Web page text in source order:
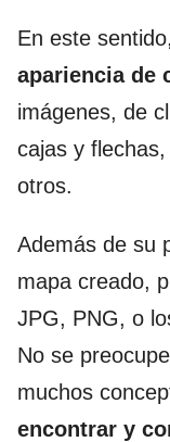
En este sentido,
apariencia de
imágenes, de
cajas y
otros.
Además de su
mapa creado,
JPG, PNG, o
No se
muchos
encontrar y